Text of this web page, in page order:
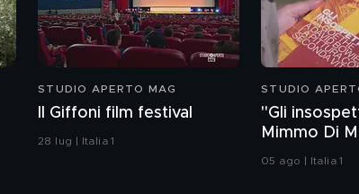
STUDIO APERTO MAG
Il Giffoni film festival
28 lug | Italia 1
STUDIO
"Gli
Mimmo Di
05 ago | Italia 1